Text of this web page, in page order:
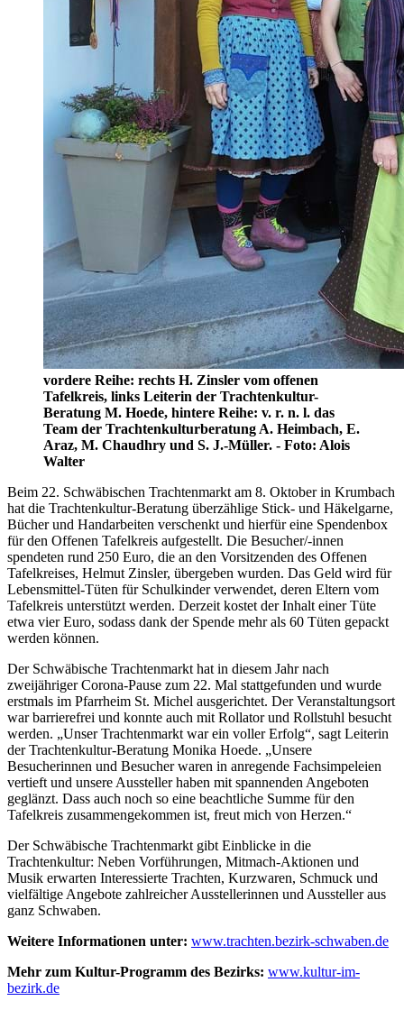
vordere Reihe: rechts H. Zinsler vom offenen
Tafelkreis, links Leiterin der Trachtenkultur-
Beratung M. Hoede, hintere Reihe: v. r. n. l. das
Team der Trachtenkulturberatung A. Heimbach, E.
Araz, M. Chaudhry und S. J.-Müller. - Foto: Alois
Walter
Beim 22. Schwäbischen Trachtenmarkt am 8. Oktober in Krumbach
hat die Trachtenkultur-Beratung überzählige Stick- und Häkelgarne,
Bücher und Handarbeiten verschenkt und hierfür eine Spendenbox
für den Offenen Tafelkreis aufgestellt. Die Besucher/-innen
spendeten rund 250 Euro, die an den Vorsitzenden des Offenen
Tafelkreises, Helmut Zinsler, übergeben wurden. Das Geld wird für
Lebensmittel-Tüten für Schulkinder verwendet, deren Eltern vom
Tafelkreis unterstützt werden. Derzeit kostet der Inhalt einer Tüte
etwa vier Euro, sodass dank der Spende mehr als 60 Tüten gepackt
werden können.
Der Schwäbische Trachtenmarkt hat in diesem Jahr nach
zweijähriger Corona-Pause zum 22. Mal stattgefunden und wurde
erstmals im Pfarrheim St. Michel ausgerichtet. Der Veranstaltungsort
war barrierefrei und konnte auch mit Rollator und Rollstuhl besucht
werden. „Unser Trachtenmarkt war ein voller Erfolg“, sagt Leiterin
der Trachtenkultur-Beratung Monika Hoede. „Unsere
Besucherinnen und Besucher waren in anregende Fachsimpeleien
vertieft und unsere Aussteller haben mit spannenden Angeboten
geglänzt. Dass auch noch so eine beachtliche Summe für den
Tafelkreis zusammengekommen ist, freut mich von Herzen.“
Der Schwäbische Trachtenmarkt gibt Einblicke in die
Trachtenkultur: Neben Vorführungen, Mitmach-Aktionen und
Musik erwarten Interessierte Trachten, Kurzwaren, Schmuck und
vielfältige Angebote zahlreicher Ausstellerinnen und Aussteller aus
ganz Schwaben.
Weitere Informationen unter: www.trachten.bezirk-schwaben.de
Mehr zum Kultur-Programm des Bezirks: www.kultur-im-
bezirk.de